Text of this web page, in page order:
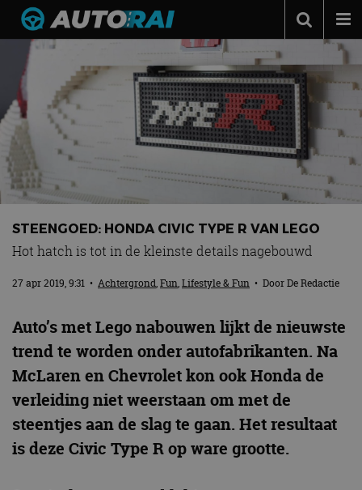
Autonieuws
Podcast
Autotests
Automerken
Adverteren
Contact
MotorRAI.nl
STEENGOED: HONDA CIVIC TYPE R VAN LEGO
Hot hatch is tot in de kleinste details nagebouwd
27 apr 2019, 9:31 • Achtergrond,Fun,Lifestyle & Fun • DoorDe Redactie
Auto’s met Lego nabouwen lijkt de nieuwste
trend te worden onder autofabrikanten. Na
McLaren en Chevrolet kon ook Honda de
verleiding niet weerstaan om met de
steentjes aan de slag te gaan. Het resultaat
is deze Civic Type R op ware grootte.